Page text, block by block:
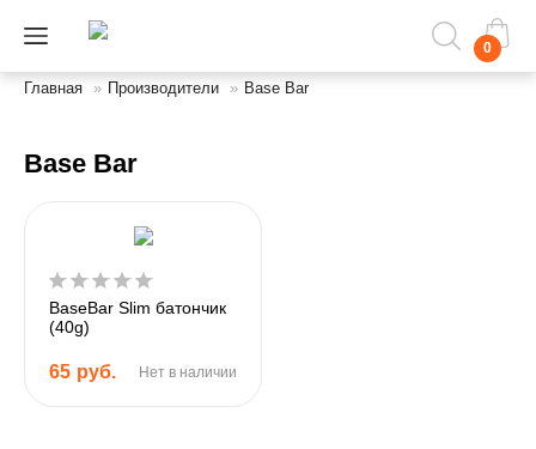
0
Главная » Производители » Base Bar
Base Bar
BaseBar Slim батончик
(40g)
65 руб. Нет в наличии